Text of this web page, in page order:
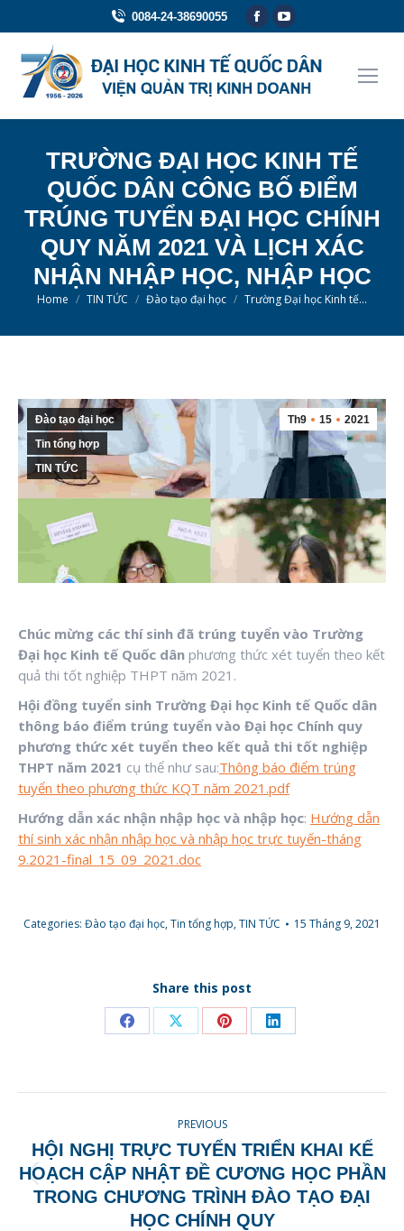
0084-24-38690055
Facebook
opens
in
YouTube
opens
in
TRƯỜNG ĐẠI HỌC KINH TẾ
QUỐC DÂN CÔNG BỐ ĐIỂM
TRÚNG TUYỂN ĐẠI HỌC CHÍNH
QUY NĂM 2021 VÀ LỊCH XÁC
NHẬN NHẬP HỌC, NHẬP HỌC
You are here:
Home TIN TỨC Đào tạo đại học Trường Đại học Kinh tế…
Th9 15 2021
Đào tạo đại học
Tin tổng hợp
TIN TỨC
Chúc mừng các thí sinh đã trúng tuyển vào Trường
Đại học Kinh tế Quốc dân phương thức xét tuyển theo kết
quả thi tốt nghiệp THPT năm 2021.
Hội đồng tuyển sinh Trường Đại học Kinh tế Quốc dân
thông báo điểm trúng tuyển vào Đại học Chính quy
phương thức xét tuyển theo kết quả thi tốt nghiệp
THPT năm 2021 cụ thể như sau:Thông báo điểm trúng
tuyển theo phương thức KQT năm 2021.pdf
Hướng dẫn xác nhận nhập học và nhập học: Hướng dẫn
thí sinh xác nhận nhập học và nhập học trực tuyến-tháng
9.2021-final_15_09_2021.doc
Categories: Đào tạo đại học,Tin tổng hợp,TIN TỨC 15 Tháng 9, 2021
Share this post
Share Share Share Share
NAVIGATION
PREVIOUS
Previous
post:
HỘI NGHỊ TRỰC TUYẾN TRIỂN KHAI KẾ
HOẠCH CẬP NHẬT ĐỀ CƯƠNG HỌC PHẦN
TRONG CHƯƠNG TRÌNH ĐÀO TẠO ĐẠI
HỌC CHÍNH QUY